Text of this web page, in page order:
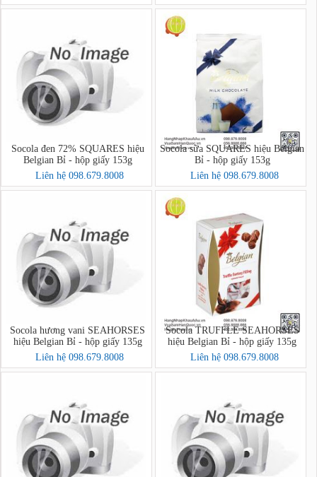
Socola đen 72% SQUARES hiệu
Belgian Bỉ - hộp giấy 153g
Liên hệ 098.679.8008
Socola sữa SQUARES hiệu Belgian
Bỉ - hộp giấy 153g
Liên hệ 098.679.8008
Socola hương vani SEAHORSES
hiệu Belgian Bỉ - hộp giấy 135g
Liên hệ 098.679.8008
Socola TRUFFLE SEAHORSES
hiệu Belgian Bỉ - hộp giấy 135g
Liên hệ 098.679.8008